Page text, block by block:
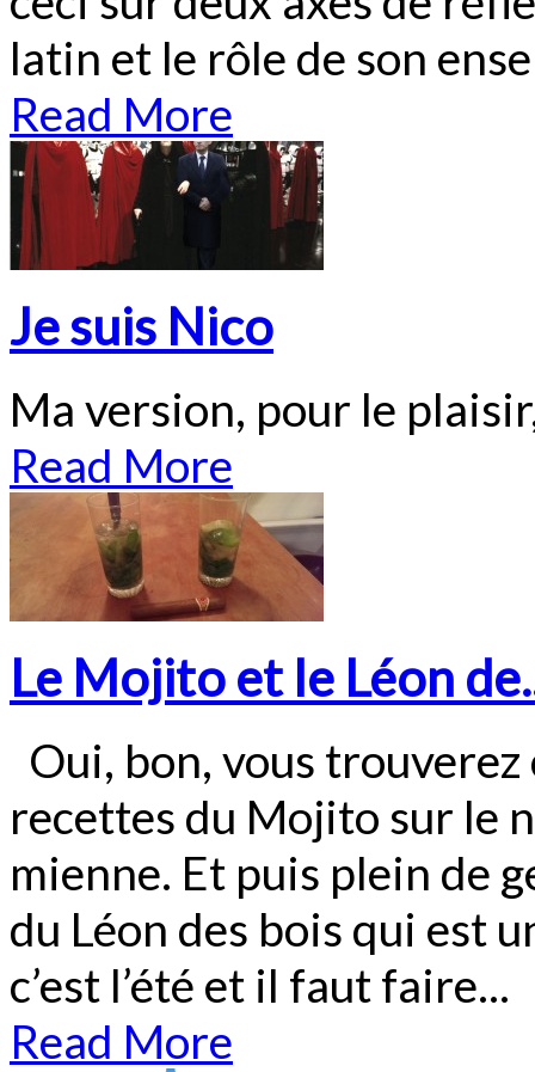
latin et le rôle de son
Read More
Je suis Nico
Ma version, pour le
Read More
Le Mojito et le Léon
Oui, bon, vous
recettes du Mojito sur le
mienne. Et puis plein de
du Léon des bois qui est
c’est l’été et il faut faire...
Read More